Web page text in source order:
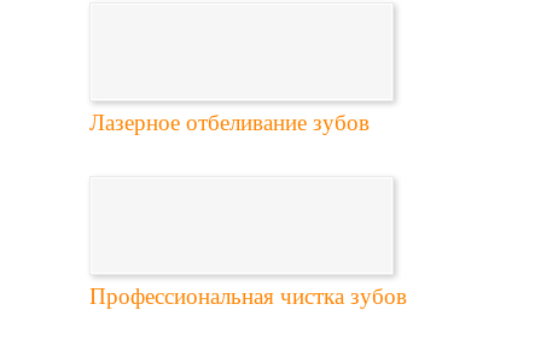
Лазерное отбеливание зубов
Профессиональная чистка зубов